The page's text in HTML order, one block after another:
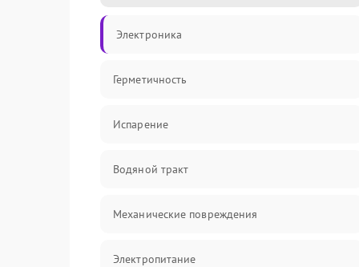
Электроника
Герметичность
Испарение
Водяной тракт
Механические повреждения
Электропитание